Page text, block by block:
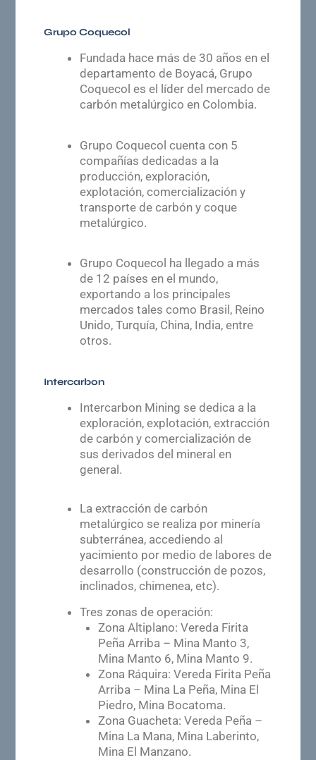
Grupo Coquecol
Fundada hace más de 30 años en el
departamento de Boyacá, Grupo
Coquecol es el líder del mercado de
carbón metalúrgico en Colombia.
Grupo Coquecol cuenta con 5
compañías dedicadas a la
producción, exploración,
explotación, comercialización y
transporte de carbón y coque
metalúrgico.
Grupo Coquecol ha llegado a más
de 12 países en el mundo,
exportando a los principales
mercados tales como Brasil, Reino
Unido, Turquía, China, India, entre
otros.
Intercarbon
Intercarbon Mining se dedica a la
exploración, explotación, extracción
de carbón y comercialización de
sus derivados del mineral en
general.
La extracción de carbón
metalúrgico se realiza por minería
subterránea, accediendo al
yacimiento por medio de labores de
desarrollo (construcción de pozos,
inclinados, chimenea, etc).
Tres zonas de operación:
Zona Altiplano: Vereda Firita
Peña Arriba – Mina Manto 3,
Mina Manto 6, Mina Manto 9.
Zona Ráquira: Vereda Firita Peña
Arriba – Mina La Peña, Mina El
Piedro, Mina Bocatoma.
Zona Guacheta: Vereda Peña –
Mina La Mana, Mina Laberinto,
Mina El Manzano.